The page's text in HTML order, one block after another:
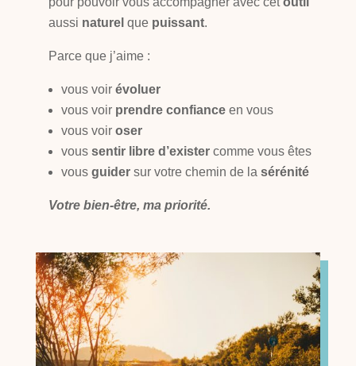
aussi naturel que puissant.
Parce que j’aime :
vous voir évoluer
vous voir prendre confianceen vous
vous voir oser
vous sentir libre d’existercomme vous êtes
vous guidersur votre chemin de la sérénité
Votre bien-être, ma priorité.